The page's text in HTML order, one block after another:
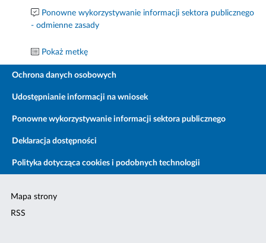
Ponowne wykorzystywanie informacji sektora publicznego
- odmienne zasady
Pokaż metkę
Ochrona danych osobowych
Udostępnianie informacji na wniosek
Ponowne wykorzystywanie informacji sektora publicznego
Deklaracja dostępności
Polityka dotycząca cookies i podobnych technologii
Mapa strony
RSS